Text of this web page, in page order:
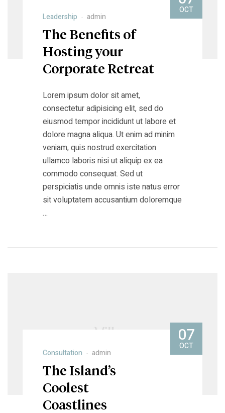
OCT
Leadership admin
The Benefits of
Hosting your
Corporate Retreat
Lorem ipsum dolor sit amet,
consectetur adipisicing elit, sed do
eiusmod tempor incididunt ut labore et
dolore magna aliqua. Ut enim ad minim
veniam, quis nostrud exercitation
ullamco laboris nisi ut aliquip ex ea
commodo consequat. Sed ut
perspiciatis unde omnis iste natus error
sit voluptatem accusantium doloremque
…
07
OCT
Consultation admin
The Island’s
Coolest
Coastlines